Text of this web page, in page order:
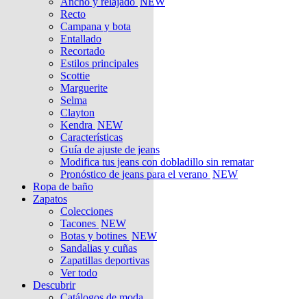
Recto
Campana y bota
Entallado
Recortado
Estilos principales
Scottie
Marguerite
Selma
Clayton
Kendra NEW
Características
Guía de ajuste de jeans
Modifica tus jeans con dobladillo sin rematar
Pronóstico de jeans para el verano NEW
Ropa de baño
Zapatos
Colecciones
Tacones NEW
Botas y botines NEW
Sandalias y cuñas
Zapatillas deportivas
Ver todo
Descubrir